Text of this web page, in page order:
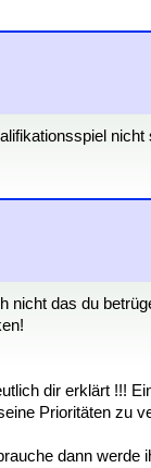
nicht das du
dir erklärt !!!
Prioritäten zu
dann